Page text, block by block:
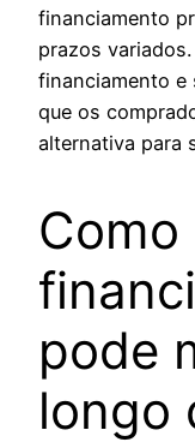
financiamento
prazos
financiamento e
que os
alternativa para
pode
longo